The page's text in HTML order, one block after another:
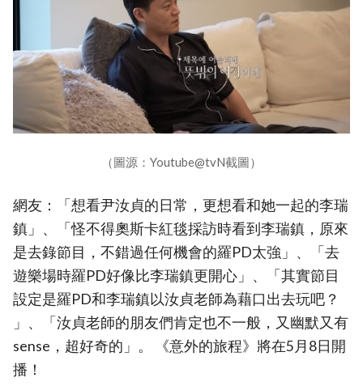
（圖源：Youtube@tvN截圖）
網友：「想看尹汝貞的日常，更想看和她一起的李瑞
鎮」、「怪不得奧斯卡紅毯採訪時看到李瑞鎮，原來
是去錄節目，不錯過任何機會的羅PD太強」、「去
遊樂場時羅PD好像比李瑞鎮更開心」、「其實節目
設定是羅PD和李瑞鎮以汝貞老師為藉口出去玩吧？
」、「汝貞老師的朋友們肯定也不一般，又幽默又有
sense，超好奇的」。 《意外的旅程》將在5月8日開
播！